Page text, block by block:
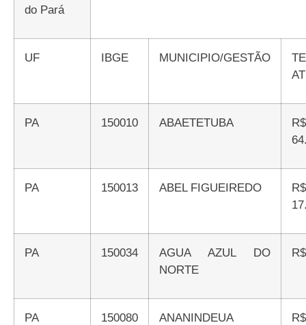
do Pará
UF IBGE MUNICIPIO/GESTÃO
TETO
PA 150010 ABAETETUBA
R$
PA 150013 ABEL FIGUEIREDO
R$
PA 150034
AGUA AZUL DO
NORTE
PA 150080 ANANINDEUA
R$